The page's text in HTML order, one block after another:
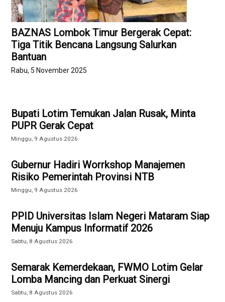
BAZNAS Lombok Timur Bergerak Cepat:
Tiga Titik Bencana Langsung Salurkan
Bantuan
Rabu, 5 November 2025
Bupati Lotim Temukan Jalan Rusak, Minta
PUPR Gerak Cepat
Minggu, 9 Agustus 2026
Gubernur Hadiri Worrkshop Manajemen
Risiko Pemerintah Provinsi NTB
Minggu, 9 Agustus 2026
PPID Universitas Islam Negeri Mataram Siap
Menuju Kampus Informatif 2026
Sabtu, 8 Agustus 2026
Semarak Kemerdekaan, FWMO Lotim Gelar
Lomba Mancing dan Perkuat Sinergi
Sabtu, 8 Agustus 2026